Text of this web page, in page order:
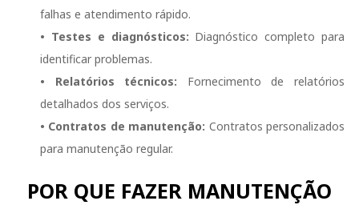
falhas e atendimento rápido.
• Testes e diagnósticos: Diagnóstico completo para
identificar problemas.
• Relatórios técnicos: Fornecimento de relatórios
detalhados dos serviços.
• Contratos de manutenção: Contratos personalizados
para manutenção regular.
POR QUE FAZER MANUTENÇÃO